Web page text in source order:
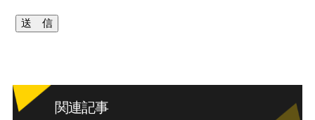
関連記事